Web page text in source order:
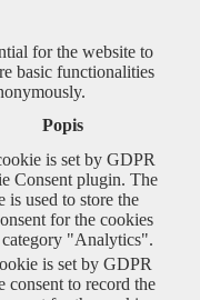
for the website to
basic functionalities
Popis
is set by GDPR
Consent plugin. The
is used to store the
for the cookies
"Analytics".
is set by GDPR
consent to record the